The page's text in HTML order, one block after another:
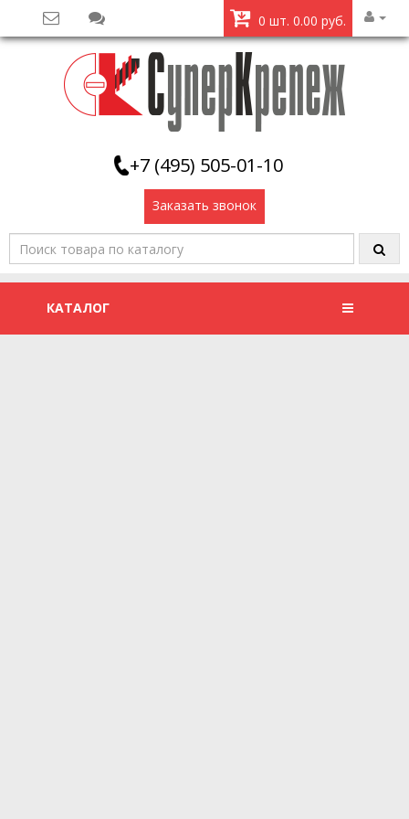
0 шт. 0.00 руб.
+7 (495) 505-01-10
Заказать звонок
КАТАЛОГ